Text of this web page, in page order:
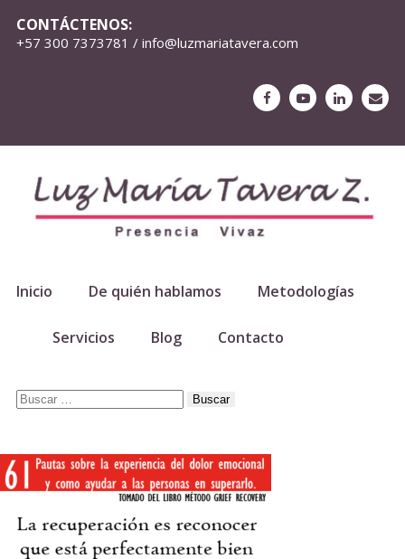
CONTÁCTENOS:
+57 300 7373781 / info@luzmariatavera.com
Inicio De quién hablamos Metodologías
Servicios Blog Contacto
Buscar: